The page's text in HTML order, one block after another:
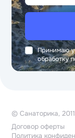
Принимаю
обработку
© Санаторика,
Договор оферты
Политика